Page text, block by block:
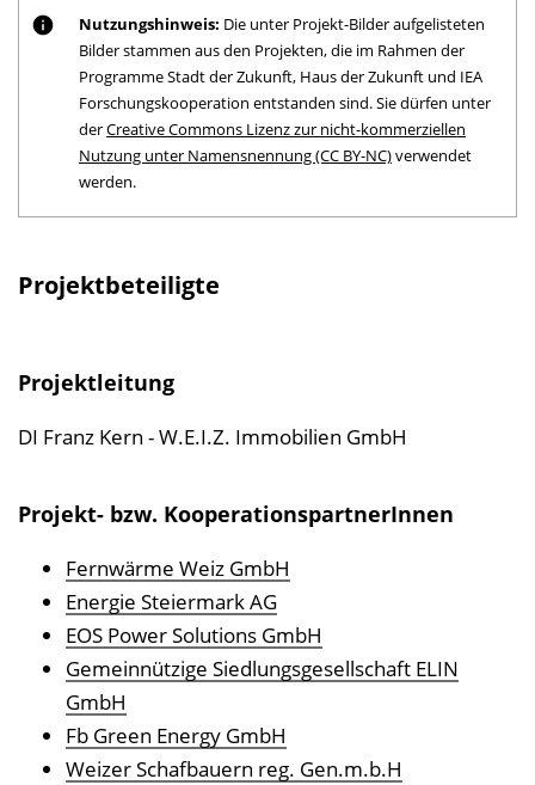
b
i
n
Nutzungshinweis: Die unter Projekt-Bilder aufgelisteten
Bilder stammen aus den Projekten, die im Rahmen der
Programme Stadt der Zukunft, Haus der Zukunft und IEA
Forschungskooperation entstanden sind. Sie dürfen unter
derCreative Commons Lizenz zur nicht-kommerziellen
Nutzung unter Namensnennung (CC BY-NC)verwendet
werden.
Projektbeteiligte
Projektleitung
DI Franz Kern - W.E.I.Z. Immobilien GmbH
Projekt- bzw. KooperationspartnerInnen
Fernwärme Weiz GmbH
Energie Steiermark AG
EOS Power Solutions GmbH
Gemeinnützige Siedlungsgesellschaft ELIN
GmbH
Fb Green Energy GmbH
Weizer Schafbauern reg. Gen.m.b.H